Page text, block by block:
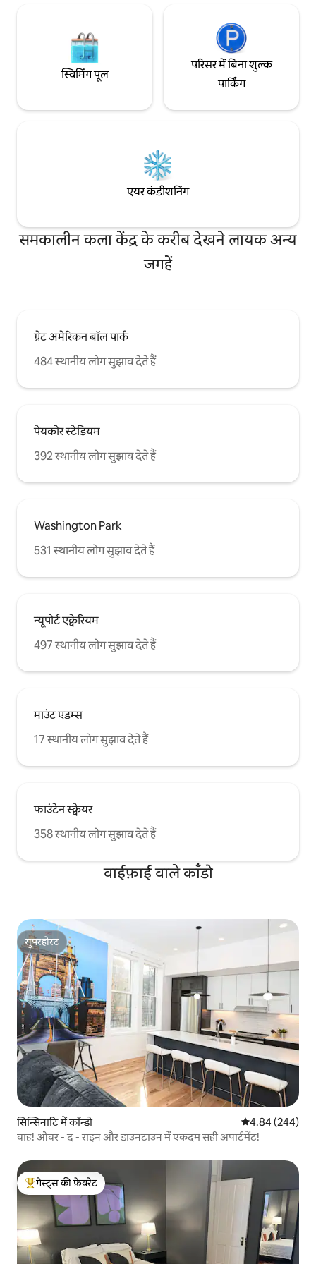
दूर है, वाइन स्ट्रीट से 1 मिनट की पैदल दूरी पर है, मेन
स्ट्रीट से 3 मिनट की पैदल दूरी पर है। रेड्स/बेंगल्स
स्टेडियमों से 1 मील की दूरी पर, कैसीनो से .3 मील की
दूरी पर, स्थानीय बाज़ार से 5 मील की दूरी पर है।
https://airbnb.com/h/courtcondogreatlocation
कार्ट (बैंक/OTR/Pendleton/Casino) से भी
मुफ़्त राइड - शेड्यूल (513 -421 -4378) पर कॉल
स्विमिंग पूल
परिसर में बिना शुल्क
पार्किंग
एयर कंडीशनिंग
समकालीन कला केंद्र के करीब देखने लायक अन्य
जगहें
ग्रेट अमेरिकन बॉल पार्क
484 स्थानीय लोग सुझाव देते हैं
पेयकोर स्टेडियम
392 स्थानीय लोग सुझाव देते हैं
Washington Park
531 स्थानीय लोग सुझाव देते हैं
न्यूपोर्ट एक्वेरियम
497 स्थानीय लोग सुझाव देते हैं
माउंट एडम्स
17 स्थानीय लोग सुझाव देते हैं
फाउंटेन स्क्वेयर
358 स्थानीय लोग सुझाव देते हैं
वाईफ़ाई वाले काँडो
सुपरहोस्ट
सुपरहोस्ट
सिन्सिनाटि में कॉन्डो औसत रेटिंग 5 में से
4.84 (244)
वाह! ओवर - द - राइन और डाउनटाउन में एकदम सही अपार्टमेंट!
गेस्ट्स का टॉप फ़ेवरेट
गेस्ट्स की फ़ेवरेट